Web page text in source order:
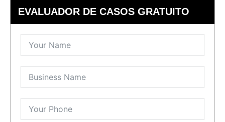
EVALUADOR DE CASOS GRATUITO